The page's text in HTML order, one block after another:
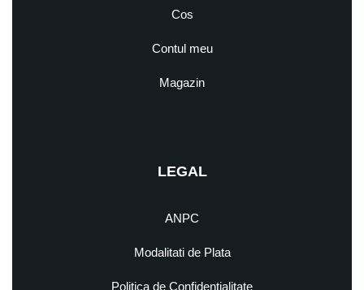
Cos
Contul meu
Magazin
LEGAL
ANPC
Modalitati de Plata
Politica de Confidentialitate